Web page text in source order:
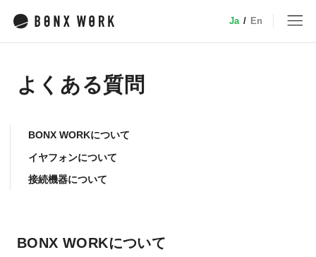
トップ
特徴・機能
小売
事例
Ja / En
よくある質問
BONX WORKについて
イヤフォンについて
接続機器について
BONX WORKについて